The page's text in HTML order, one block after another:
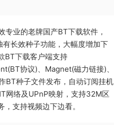
业的老牌国产BT下载软件，
长效种子功能，大幅度增加下
BT下载客户端支持
协议)、Magnet(磁力链接)、
BT种子文件发布，自动订阅挂机
网络及UPnP映射，支持32M区
支持视频边下边看。